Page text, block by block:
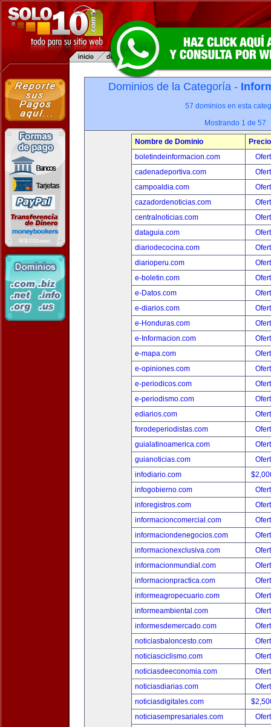
Dominios de la Categoría -
57 dominios en esta
Mostrando 1 de 57
Nombre de Dominio
Precio
boletindeinformacion.com
cadenadeportiva.com
campoaldia.com
cazadordenoticias.com
centralnoticias.com
dataguia.com
diariodecocina.com
diarioperu.com
e-boletin.com
e-Datos.com
e-diarios.com
e-Honduras.com
e-Informacion.com
e-mapa.com
e-opiniones.com
e-periodicos.com
e-periodismo.com
ediarios.com
forodeperiodistas.com
guialatinoamerica.com
guianoticias.com
infodiario.com
infogobierno.com
inforegistros.com
informacioncomercial.com
informaciondenegocios.com
informacionexclusiva.com
informacionmundial.com
informacionpractica.com
informeagropecuario.com
informeambiental.com
informesdemercado.com
noticiasbaloncesto.com
noticiasciclismo.com
noticiasdeeconomia.com
noticiasdiarias.com
noticiasdigitales.com
noticiasempresariales.com